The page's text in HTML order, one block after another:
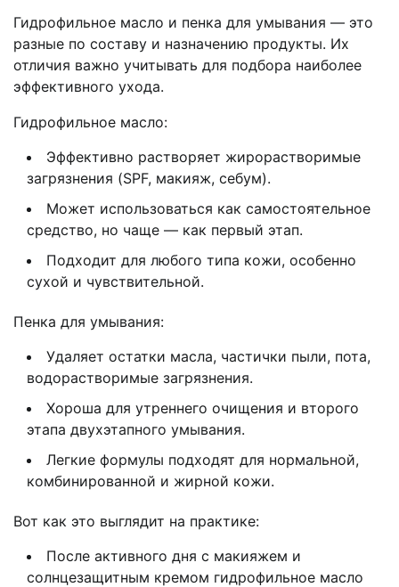
Гидрофильное масло и пенка для умывания — это
разные по составу и назначению продукты. Их
отличия важно учитывать для подбора наиболее
эффективного ухода.
Гидрофильное масло:
Эффективно растворяет жирорастворимые
загрязнения (SPF, макияж, себум).
Может использоваться как самостоятельное
средство, но чаще — как первый этап.
Подходит для любого типа кожи, особенно
сухой и чувствительной.
Пенка для умывания:
Удаляет остатки масла, частички пыли, пота,
водорастворимые загрязнения.
Хороша для утреннего очищения и второго
этапа двухэтапного умывания.
Легкие формулы подходят для нормальной,
комбинированной и жирной кожи.
Вот как это выглядит на практике:
После активного дня с макияжем и
солнцезащитным кремом гидрофильное масло